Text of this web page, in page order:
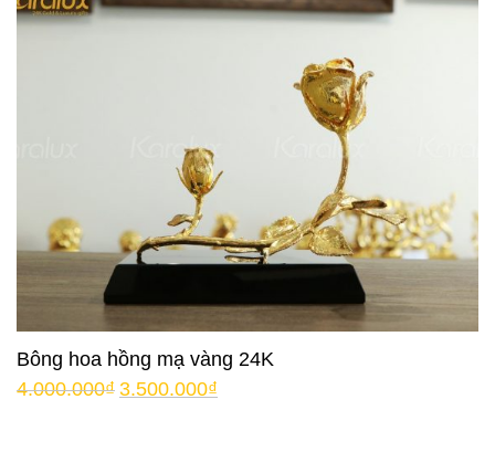
Bông hoa hồng mạ vàng 24K
4.000.000₫ 3.500.000₫